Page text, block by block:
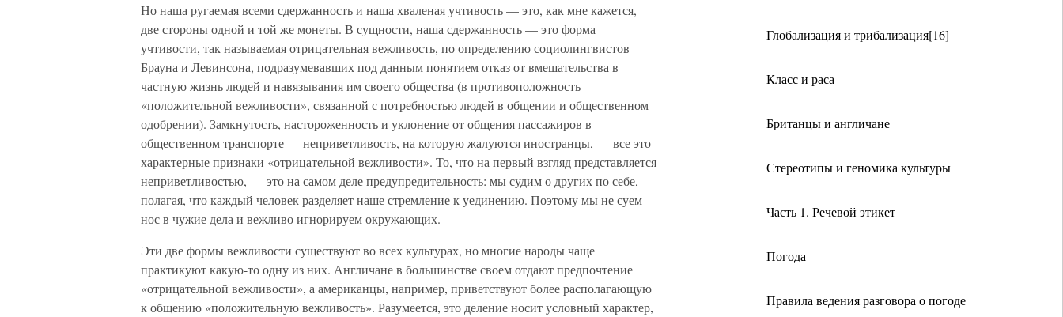
Глобализация и трибализация[16]
Класс и раса
Британцы и англичане
Стереотипы и геномика культуры
Часть 1. Речевой этикет
Погода
Правила ведения разговора о погоде
Но наша ругаемая всеми сдержанность и наша хваленая учтивость — это, как мне кажется,
две стороны одной и той же монеты. В сущности, наша сдержанность — это форма
учтивости, так называемая отрицательная вежливость, по определению социолингвистов
Брауна и Левинсона, подразумевавших под данным понятием отказ от вмешательства в
частную жизнь людей и навязывания им своего общества (в противоположность
«положительной вежливости», связанной с потребностью людей в общении и общественном
одобрении). Замкнутость, настороженность и уклонение от общения пассажиров в
общественном транспорте — неприветливость, на которую жалуются иностранцы, — все это
характерные признаки «отрицательной вежливости». То, что на первый взгляд представляется
неприветливостью, — это на самом деле предупредительность: мы судим о других по себе,
полагая, что каждый человек разделяет наше стремление к уединению. Поэтому мы не суем
нос в чужие дела и вежливо игнорируем окружающих.
Эти две формы вежливости существуют во всех культурах, но многие народы чаще
практикуют какую-то одну из них. Англичане в большинстве своем отдают предпочтение
«отрицательной вежливости», а американцы, например, приветствуют более располагающую
к общению «положительную вежливость». Разумеется, это деление носит условный характер,